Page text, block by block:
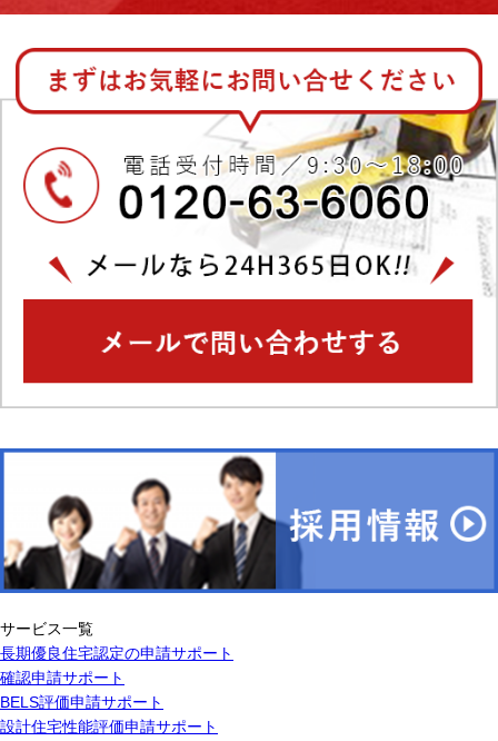
サービス一覧
長期優良住宅認定の申請サポート
確認申請サポート
BELS評価申請サポート
設計住宅性能評価申請サポート